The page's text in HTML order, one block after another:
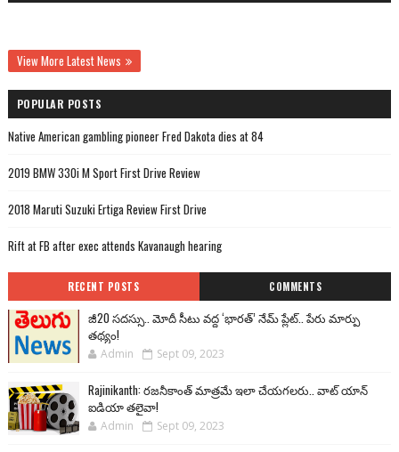
View More Latest News
POPULAR POSTS
Native American gambling pioneer Fred Dakota dies at 84
2019 BMW 330i M Sport First Drive Review
2018 Maruti Suzuki Ertiga Review First Drive
Rift at FB after exec attends Kavanaugh hearing
RECENT POSTS COMMENTS
జీ20 సదస్సు.. మోదీ సీటు వద్ద ‘భారత్’ నేమ్ ప్లేట్‌.. పేరు మార్పు
తథ్యం!
Admin Sept 09, 2023
Rajinikanth: రజనీకాంత్ మాత్రమే ఇలా చేయగలరు.. వాట్ యాన్
ఐడియా తలైవా!
Admin Sept 09, 2023